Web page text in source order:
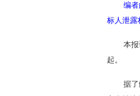
编
标人泄露
本
起。
据